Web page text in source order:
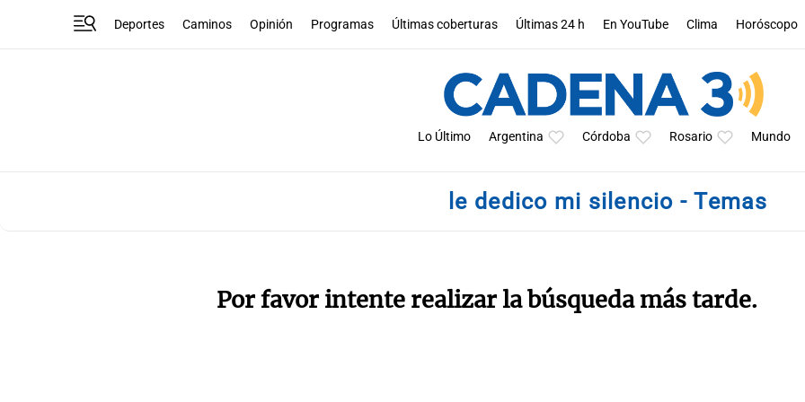
Deportes Caminos Opinión Programas Últimas coberturas Últimas 24 h En YouTube Clima Horóscopo
Lo Último Argentina Córdoba Rosario Mundo
le dedico mi silencio - Temas
Por favor intente realizar la búsqueda más tarde.